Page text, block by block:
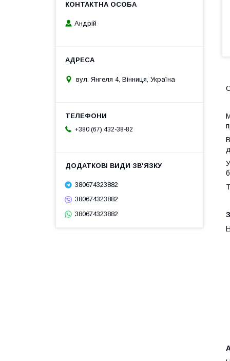
Андрій
вул. Янгеля 4, Вінниця, Україна
+380 (67) 432-38-82
380674323882
380674323882
380674323882